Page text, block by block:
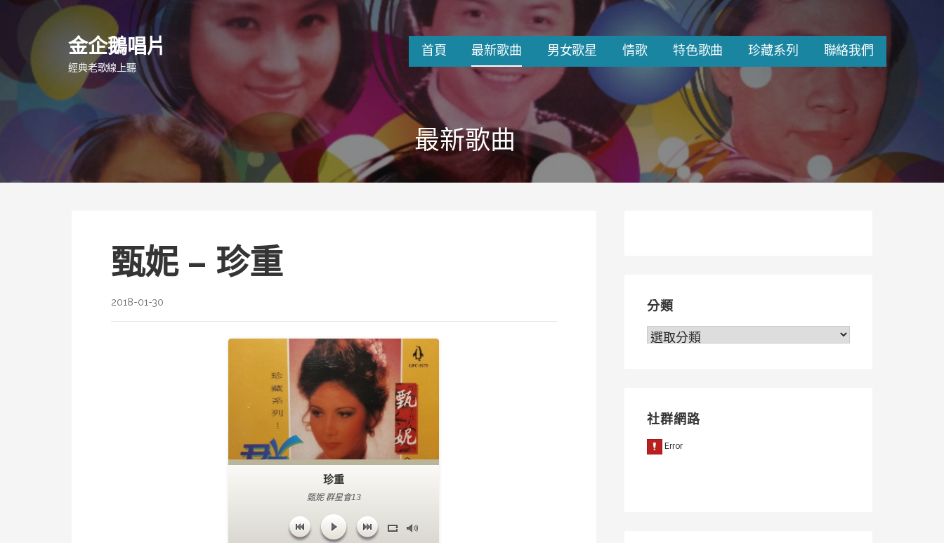
內
金企鵝唱片
經典老歌線上聽
首頁 最新歌曲 男女歌星 情歌 特色歌曲 珍藏系列 聯絡我們
最新歌曲
甄妮 – 珍重
2018-01-30
珍重
甄妮 群星會13
分類
分
社群網路